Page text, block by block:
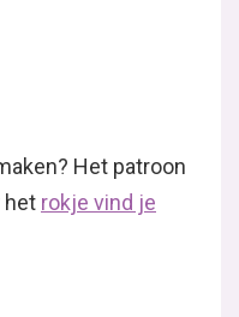
Het patroon
het rokje vind je